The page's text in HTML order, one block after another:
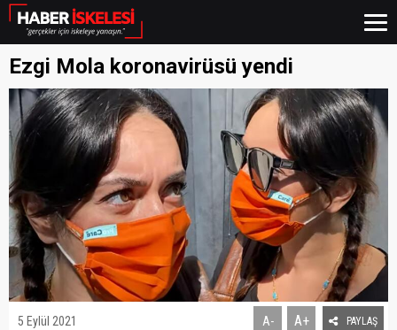
Ezgi Mola koronavirüsü yendi
5 Eylül 2021 A- A+ PAYLAŞ